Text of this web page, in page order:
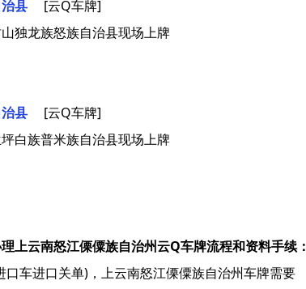
县
[云Q车牌]
独龙族怒族自治县现场上牌
县
[云Q车牌]
白族普米族自治县现场上牌
上云南怒江傈僳族自治州云Q车牌流程和资料手续：
口车进口关单)，上云南怒江傈僳族自治州车牌需要